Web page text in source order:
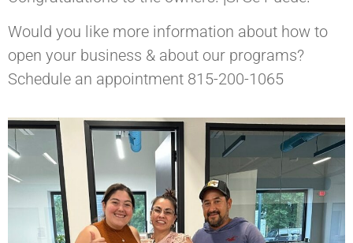
Would you like more information about how to
open your business & about our programs?
Schedule an appointment 815-200-1065